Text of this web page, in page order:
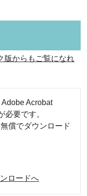
版からもご覧になれ
Acrobat
必要です。
償でダウンロード
ロードへ